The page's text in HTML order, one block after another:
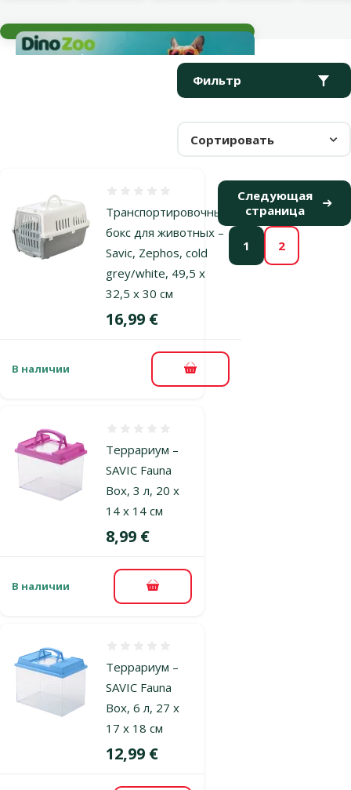
Фильтр
Сортировать
Продукты в категории Транспортировочные боксы для
Транспортировочный
бокс для животных –
Savic, Zephos, cold
grey/white, 49,5 x
32,5 x 30 см
Цена
16,99 €
В наличии В корзину
Террариум –
SAVIC Fauna
Box, 3 л, 20 x
14 x 14 см
Цена
8,99 €
В наличии В корзину
Террариум –
SAVIC Fauna
Box, 6 л, 27 x
17 x 18 см
Цена
12,99 €
1 2
Следующая
страница